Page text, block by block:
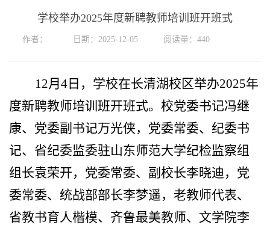
学校举办2025年度新聘教师培训班开班式
作者： 日期：2025-12-05 阅读量： 440
12月4日，学校在长清湖校区举办2025年
度新聘教师培训班开班式。校党委书记冯继
康、党委副书记万光侠，党委常委、纪委书
记、省纪委监委驻山东师范大学纪检监察组
组长袁荣开，党委常委、副校长李晓迪，党
委常委、统战部部长李梦遥，老教师代表、
省教书育人楷模、齐鲁最美教师、文学院李